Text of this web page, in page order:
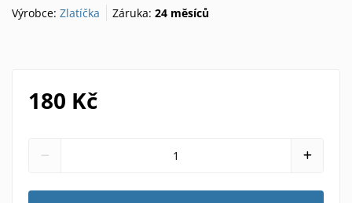
Výrobce: Zlatíčka Záruka:24 měsíců
180 Kč